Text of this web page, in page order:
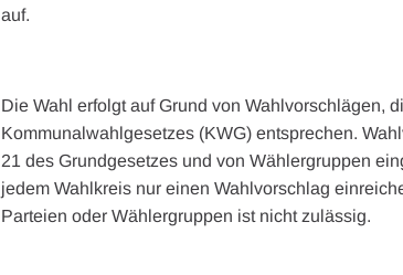
auf.
Die Wahl erfolgt auf Grund von Wahlvorschlägen,
Kommunalwahlgesetzes (KWG) entsprechen.
21 des Grundgesetzes und von Wählergruppen
jedem Wahlkreis nur einen Wahlvorschlag
Parteien oder Wählergruppen ist nicht zulässig.